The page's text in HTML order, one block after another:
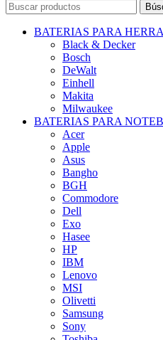
BATERIAS PARA
Black & Decker
Bosch
DeWalt
Einhell
Makita
Milwaukee
BATERIAS PARA
Acer
Apple
Asus
Bangho
BGH
Commodore
Dell
Exo
Hasee
HP
IBM
Lenovo
MSI
Olivetti
Samsung
Sony